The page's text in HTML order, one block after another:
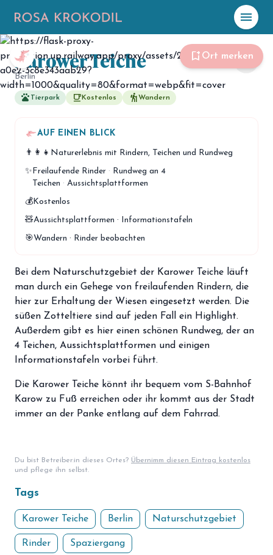
menu
☀️ Heute
Plane mit Kroki
celebration Events NEU
hiking
Unterkünfte
map Karte
storefront Shop
loyalty Mitgliedschaft
handshake Partnerschaft
groups
login
bookmark_add Ort merken
Karower Teiche
Berlin
pets Tierpark free_breakfast Kostenlos hikingWandern
share
AUF EINEN BLICK
👨‍👩‍👧 Naturerlebnis mit Rindern, Teichen und Rundweg
✨Freilaufende Rinder · Rundweg an 4
Teichen · Aussichtsplattformen
💰Kostenlos
🧸Aussichtsplattformen · Informationstafeln
🎯Wandern · Rinder beobachten
Bei dem Naturschutzgebiet der Karower Teiche läuft
man durch ein Gehege von freilaufenden Rindern, die
hier zur Erhaltung der Wiesen eingesetzt werden. Die
süßen Zotteltiere sind auf jeden Fall ein Highlight.
Außerdem gibt es hier einen schönen Rundweg, der an
4 Teichen, Aussichtsplattformen und einigen
Informationstafeln vorbei führt.
Die Karower Teiche könnt ihr bequem vom S-Bahnhof
Karow zu Fuß erreichen oder ihr kommt aus der Stadt
immer an der Panke entlang auf dem Fahrrad.
Du bist Betreiber:in dieses Ortes? Übernimm diesen Eintrag kostenlos
und pflege ihn selbst.
Tags
Karower Teiche Berlin Naturschutzgebiet
Rinder Spaziergang